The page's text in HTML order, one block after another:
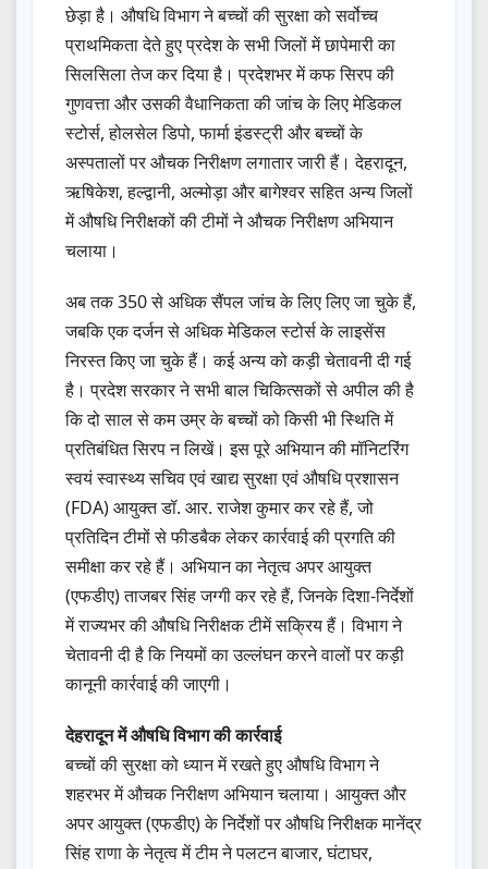
छेड़ा है। औषधि विभाग ने बच्चों की सुरक्षा को सर्वोच्च
प्राथमिकता देते हुए प्रदेश के सभी जिलों में छापेमारी का
सिलसिला तेज कर दिया है। प्रदेशभर में कफ सिरप की
गुणवत्ता और उसकी वैधानिकता की जांच के लिए मेडिकल
स्टोर्स, होलसेल डिपो, फार्मा इंडस्ट्री और बच्चों के
अस्पतालों पर औचक निरीक्षण लगातार जारी हैं। देहरादून,
ऋषिकेश, हल्द्वानी, अल्मोड़ा और बागेश्वर सहित अन्य जिलों
में औषधि निरीक्षकों की टीमों ने औचक निरीक्षण अभियान
चलाया।
अब तक 350 से अधिक सैंपल जांच के लिए लिए जा चुके हैं,
जबकि एक दर्जन से अधिक मेडिकल स्टोर्स के लाइसेंस
निरस्त किए जा चुके हैं। कई अन्य को कड़ी चेतावनी दी गई
है। प्रदेश सरकार ने सभी बाल चिकित्सकों से अपील की है
कि दो साल से कम उम्र के बच्चों को किसी भी स्थिति में
प्रतिबंधित सिरप न लिखें। इस पूरे अभियान की मॉनिटरिंग
स्वयं स्वास्थ्य सचिव एवं खाद्य सुरक्षा एवं औषधि प्रशासन
(FDA) आयुक्त डॉ. आर. राजेश कुमार कर रहे हैं, जो
प्रतिदिन टीमों से फीडबैक लेकर कार्रवाई की प्रगति की
समीक्षा कर रहे हैं। अभियान का नेतृत्व अपर आयुक्त
(एफडीए) ताजबर सिंह जग्गी कर रहे हैं, जिनके दिशा-निर्देशों
में राज्यभर की औषधि निरीक्षक टीमें सक्रिय हैं। विभाग ने
चेतावनी दी है कि नियमों का उल्लंघन करने वालों पर कड़ी
कानूनी कार्रवाई की जाएगी।
देहरादून में औषधि विभाग की कार्रवाई
बच्चों की सुरक्षा को ध्यान में रखते हुए औषधि विभाग ने
शहरभर में औचक निरीक्षण अभियान चलाया। आयुक्त और
अपर आयुक्त (एफडीए) के निर्देशों पर औषधि निरीक्षक मानेंद्र
सिंह राणा के नेतृत्व में टीम ने पलटन बाजार, घंटाघर,